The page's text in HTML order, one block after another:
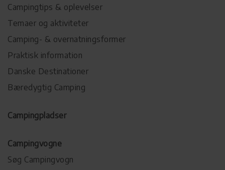
Campingtips & oplevelser
Temaer og aktiviteter
Camping- & overnatningsformer
Praktisk information
Danske Destinationer
Bæredygtig Camping
Campingpladser
Campingvogne
Søg Campingvogn